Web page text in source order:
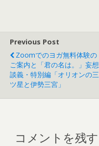
Previous Post
Zoomでのヨガ無料体験の
ご案内と「君の名は。」妄想
談義・特別編「オリオンの三
ツ星と伊勢三宮」
コメントを残す